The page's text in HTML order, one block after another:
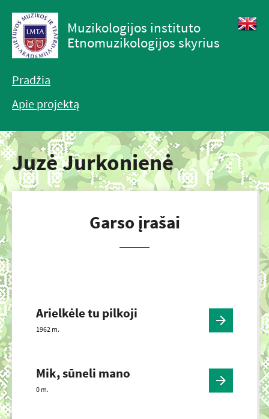
Muzikologijos instituto
Etnomuzikologijos skyrius
Pradžia
Apie projektą
Juzė Jurkonienė
Garso įrašai
Arielkėle tu pilkoji
1962 m.
Mik, sūneli mano
0 m.